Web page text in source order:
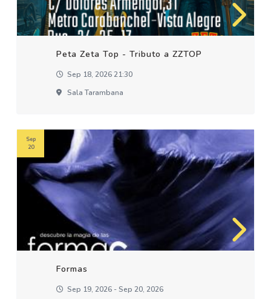
Peta Zeta Top - Tributo a ZZTOP
Sep 18, 2026 21:30
Sala Tarambana
Formas
Sep 19, 2026 - Sep 20, 2026
Sep
20